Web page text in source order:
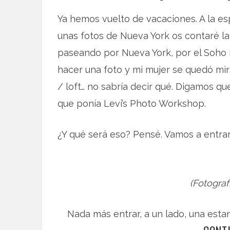
Ya hemos vuelto de vacaciones. A la
unas fotos de Nueva York os contaré
paseando por Nueva York, por el
hacer una foto y mi mujer se quedó
/ loft… no sabría decir qué. Digamos
que ponía Levi’s Photo Workshop.
¿Y qué será eso? Pensé. Vamos a
Nada más entrar, a un lado, una